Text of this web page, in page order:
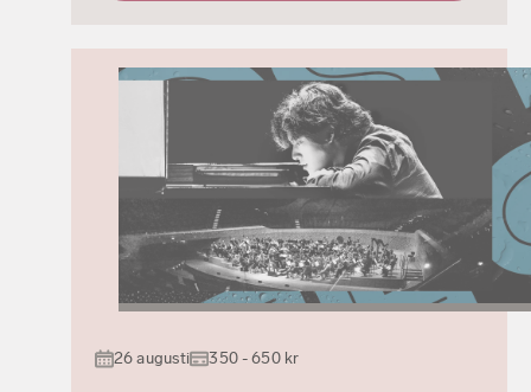
26 augusti 350 - 650 kr